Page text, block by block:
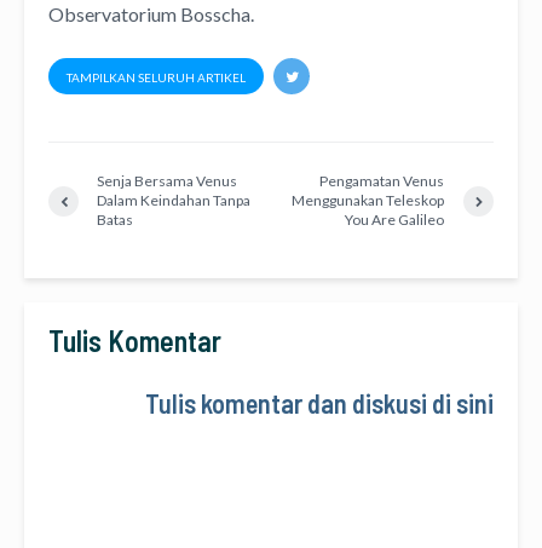
Observatorium Bosscha.
TAMPILKAN SELURUH ARTIKEL
Senja Bersama Venus
Dalam Keindahan Tanpa
Batas
Pengamatan Venus
Menggunakan Teleskop
You Are Galileo
Tulis Komentar
Tulis komentar dan diskusi di sini